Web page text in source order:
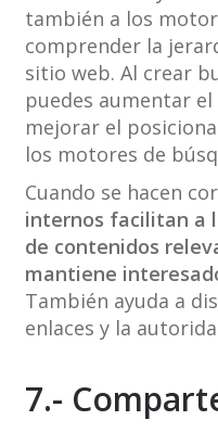
también a los
comprender la
sitio web. Al crear
puedes aumentar
mejorar el
los motores de
Cuando se hacen
internos facilitan a
de contenidos
mantiene
También ayuda a
enlaces y la
7.-